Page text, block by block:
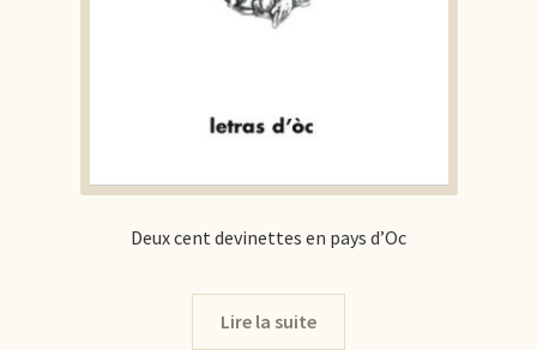
Deux cent devinettes en pays d’Oc
Lire la suite